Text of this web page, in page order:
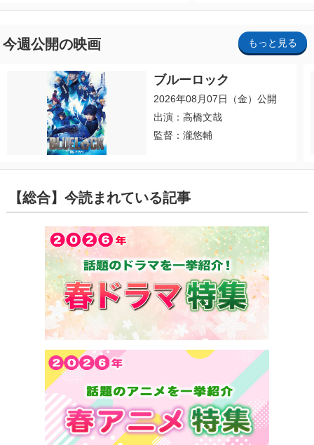
今週公開の映画 もっと見る
ブルーロック
2026年08月07日（金）公開
出演：高橋文哉
監督：瀧悠輔
【総合】今読まれている記事